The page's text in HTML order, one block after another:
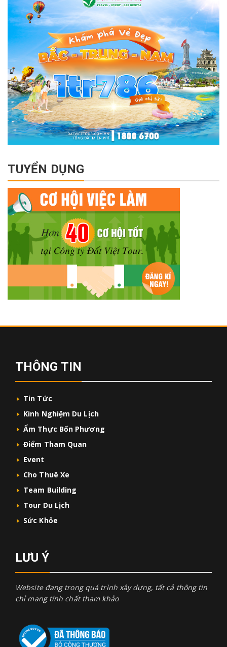
TUYỂN DỤNG
THÔNG TIN
Tin Tức
Kinh Nghiệm Du Lịch
Ẩm Thực Bốn Phương
Điểm Tham Quan
Event
Cho Thuê Xe
Team Building
Tour Du Lịch
Sức Khỏe
LƯU Ý
Website đang trong quá trình xây dựng, tất cả thông tin
chỉ mang tính chất tham khảo